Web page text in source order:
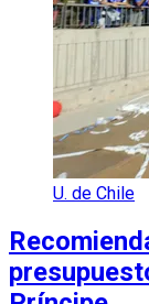
U. de Chile